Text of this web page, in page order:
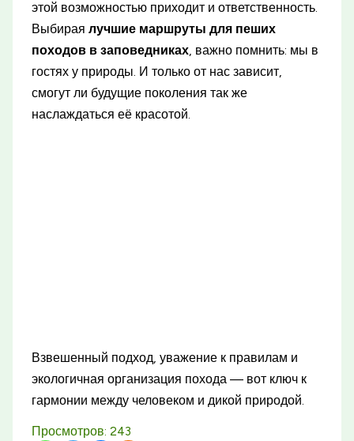
этой возможностью приходит и ответственность.
Выбираялучшие маршруты для пеших
походов в заповедниках , важно помнить: мы в
гостях у природы. И только от нас зависит,
смогут ли будущие поколения так же
наслаждаться её красотой.
Взвешенный подход, уважение к правилам и
экологичная организация похода — вот ключ к
гармонии между человеком и дикой природой.
Просмотров: 243